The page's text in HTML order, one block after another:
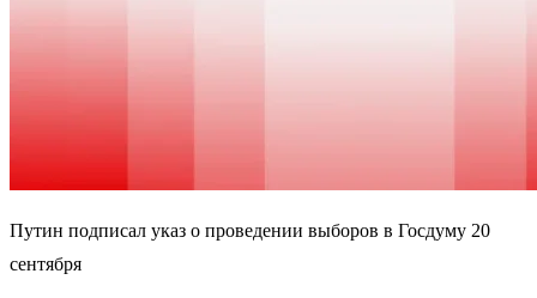
Путин подписал указ о проведении выборов в Госдуму 20
сентября